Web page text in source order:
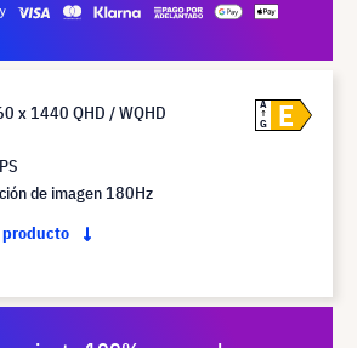
x 1440 QHD / WQHD
de imagen 180Hz
A
G
E